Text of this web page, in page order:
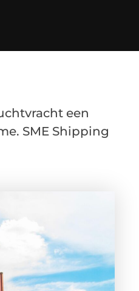
een
SME Shipping